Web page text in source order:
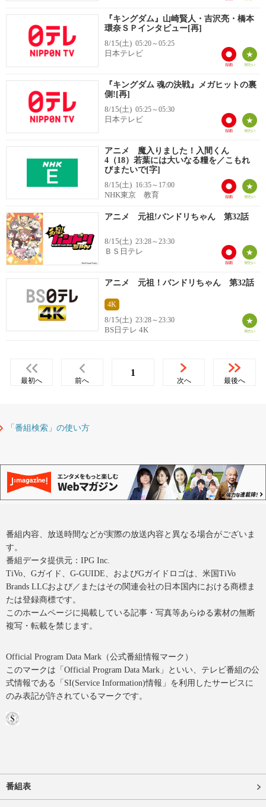
『キングダム』山崎賢人・吉沢亮・橋本
環奈ＳＰインタビュー[再]
8/15(土) 05:20～05:25
日本テレビ
『キングダム 魂の決戦』メガヒットの裏
側![再]
8/15(土) 05:25～05:30
日本テレビ
アニメ 魔入りました！入間くん
4（18）若葉には大いなる糧を／こもれ
びまたいで[字]
8/15(土) 16:35～17:00
NHK東京 教育
アニメ 元祖!バンドリちゃん 第32話
8/15(土) 23:28～23:30
ＢＳ日テレ
アニメ 元祖！バンドリちゃん 第32話
4K
8/15(土) 23:28～23:30
BS日テレ 4K
最初へ 前へ
1
次へ 最後へ
「番組検索」の使い方
番組内容、放送時間などが実際の放送内容と異なる場合がございま
す。
番組データ提供元：IPG Inc.
TiVo、Gガイド、G-GUIDE、およびGガイドロゴは、米国TiVo
Brands LLCおよび／またはその関連会社の日本国内における商標ま
たは登録商標です。
このホームページに掲載している記事・写真等あらゆる素材の無断
複写・転載を禁じます。
Official Program Data Mark（公式番組情報マーク）
このマークは「Official Program Data Mark」といい、テレビ番組の公
式情報である「SI(Service Information)情報」を利用したサービスに
のみ表記が許されているマークです。
番組表